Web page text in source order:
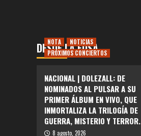
DESDE LA FOSA
NOTA
NOTICIAS
PRÓXIMOS CONCIERTOS
NACIONAL | DOLEZALL: DE
NOMINADOS AL PULSAR A SU
PRIMER ÁLBUM EN VIVO, QUE
INMORTALIZA LA TRILOGÍA DE
GUERRA, MISTERIO Y TERROR.
8 agosto, 2026